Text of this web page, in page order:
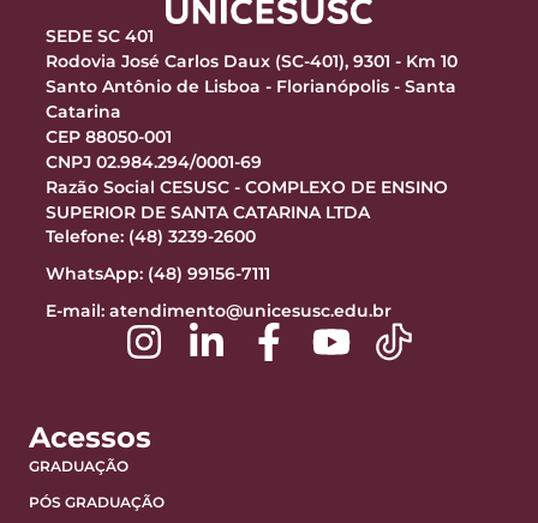
SEDE SC 401
Rodovia José Carlos Daux (SC-401), 9301 - Km 10
Santo Antônio de Lisboa - Florianópolis - Santa
Catarina
CEP 88050-001
CNPJ 02.984.294/0001-69
Razão Social CESUSC - COMPLEXO DE ENSINO
SUPERIOR DE SANTA CATARINA LTDA
Telefone: (48) 3239-2600
WhatsApp: (48) 99156-7111
E-mail: atendimento@unicesusc.edu.br
Acessos
GRADUAÇÃO
PÓS GRADUAÇÃO